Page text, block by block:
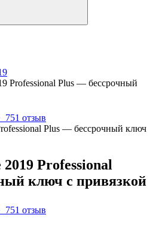
Professional Plus — бессрочный
751 отзыв
Professional
ключ с привязкой
751 отзыв